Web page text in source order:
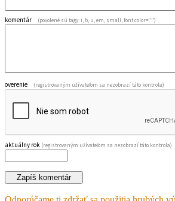
komentár (povolené sú tagy: i, b, u, em, small, font color="")
overenie (registrovaným užívateľom sa nezobrazí táto kontrola)
aktuálny rok (registrovaným užívateľom sa nezobrazí táto kontrola)